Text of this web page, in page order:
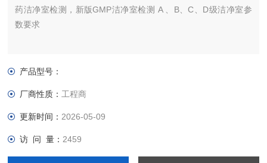
药洁净室检测，新版GMP洁净室检测 A 、B、C、D级洁净室参
数要求
产品型号：
厂商性质： 工程商
更新时间： 2026-05-09
访 问 量： 2459